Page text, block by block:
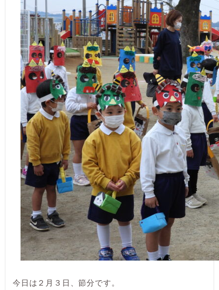
今日は２月３日、節分です。